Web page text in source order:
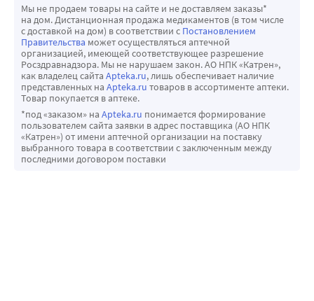
Мы не продаем товары на сайте и не доставляем заказы*
на дом. Дистанционная продажа медикаментов (в том числе
с доставкой на дом) в соответствии с Постановлением
Правительства может осуществляться аптечной
организацией, имеющей соответствующее разрешение
Росздравнадзора. Мы не нарушаем закон. АО НПК «Катрен»,
как владелец сайта Apteka.ru, лишь обеспечивает наличие
представленных на Apteka.ru товаров в ассортименте аптеки.
Товар покупается в аптеке.
*под «заказом» на Apteka.ru понимается формирование
пользователем сайта заявки в адрес поставщика (АО НПК
«Катрен») от имени аптечной организации на поставку
выбранного товара в соответствии с заключенным между
последними договором поставки